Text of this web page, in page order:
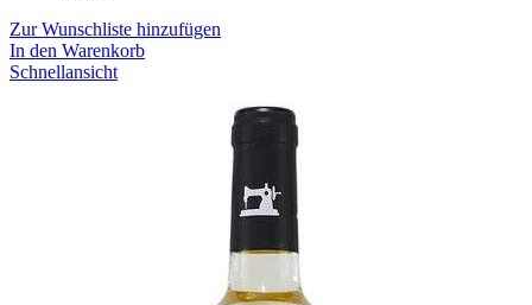
Zur Wunschliste hinzufügen
In den Warenkorb
Schnellansicht